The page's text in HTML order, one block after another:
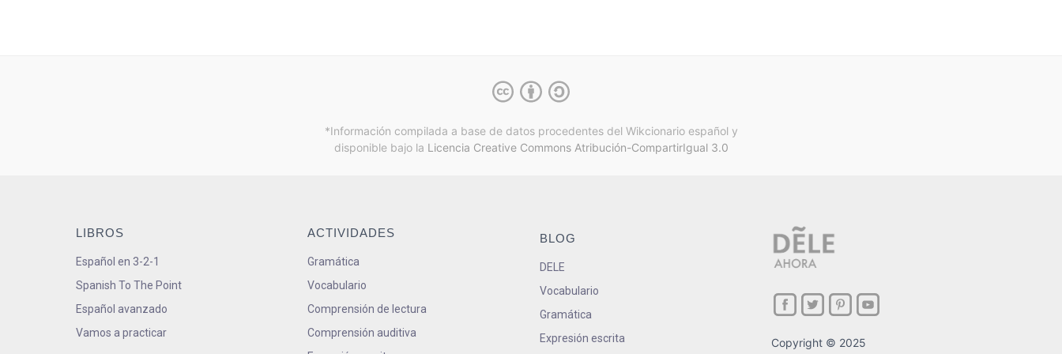
*Información compilada a base de datos procedentes del Wikcionario español y
disponible bajo la Licencia Creative Commons Atribución-CompartirIgual 3.0
LIBROS
Español en 3-2-1
Spanish To The Point
Español avanzado
Vamos a practicar
ACTIVIDADES
Gramática
Vocabulario
Comprensión de lectura
Comprensión auditiva
BLOG
DELE
Vocabulario
Gramática
Expresión escrita
Copyright © 2025